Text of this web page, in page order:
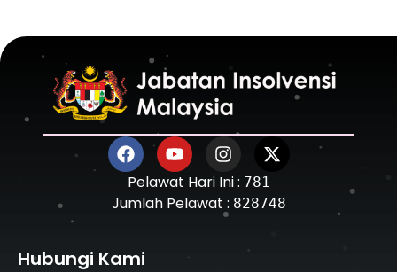
Pelawat Hari Ini : 781
Jumlah Pelawat : 828748
Hubungi Kami